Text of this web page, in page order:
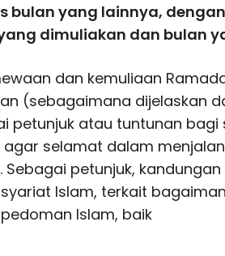
bulan yang lainnya,
dimuliakan dan bulan
dan kemuliaan
(sebagaimana dijelaskan
petunjuk atau tuntunan
selamat dalam
Sebagai petunjuk,
Islam, terkait
Islam, baik